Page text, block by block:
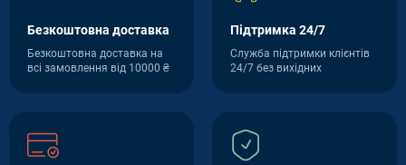
Безкоштовна доставка
Безкоштовна доставка на
всі замовлення від 10000 ₴
Підтримка 24/7
Служба підтримки клієнтів
24/7 без вихідних